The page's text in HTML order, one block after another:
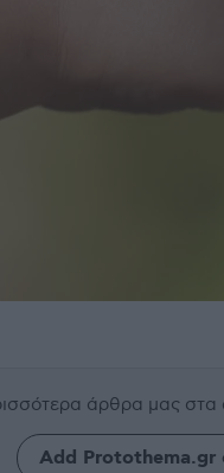
άρθρα μας στα
Add Protothema.gr